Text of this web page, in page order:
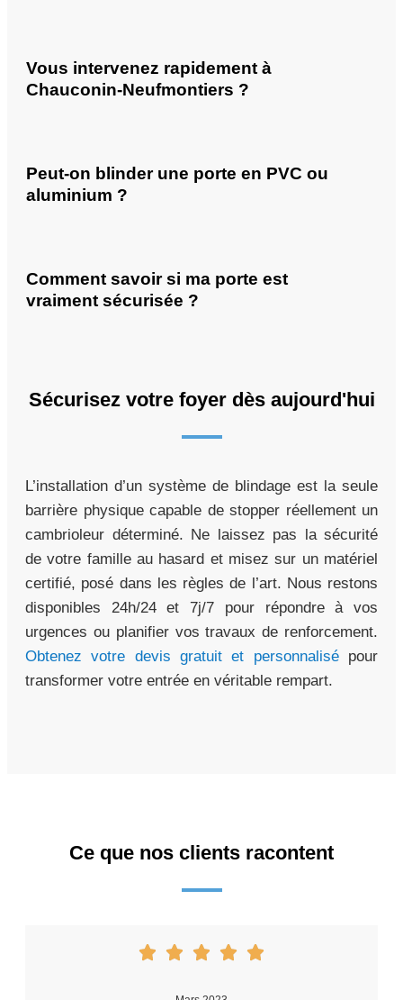
Vous intervenez rapidement à
Chauconin-Neufmontiers ?
Peut-on blinder une porte en PVC ou
aluminium ?
Comment savoir si ma porte est
vraiment sécurisée ?
Sécurisez votre foyer dès aujourd'hui
L’installation d’un système de blindage est la seule
barrière physique capable de stopper réellement un
cambrioleur déterminé. Ne laissez pas la sécurité
de votre famille au hasard et misez sur un matériel
certifié, posé dans les règles de l’art. Nous restons
disponibles 24h/24 et 7j/7 pour répondre à vos
urgences ou planifier vos travaux de renforcement.
Obtenez votre devis gratuit et personnalisépour
transformer votre entrée en véritable rempart.
Ce que nos clients racontent